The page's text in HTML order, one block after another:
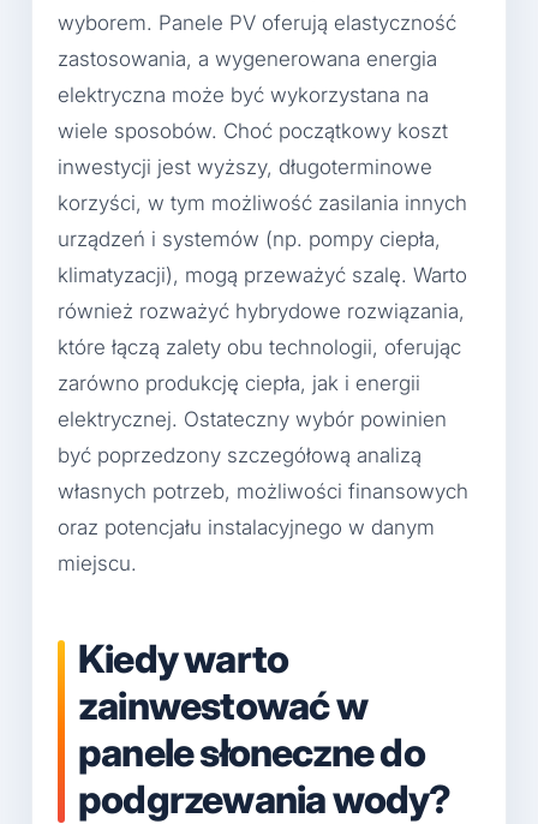
wyborem. Panele PV oferują elastyczność
zastosowania, a wygenerowana energia
elektryczna może być wykorzystana na
wiele sposobów. Choć początkowy koszt
inwestycji jest wyższy, długoterminowe
korzyści, w tym możliwość zasilania innych
urządzeń i systemów (np. pompy ciepła,
klimatyzacji), mogą przeważyć szalę. Warto
również rozważyć hybrydowe rozwiązania,
które łączą zalety obu technologii, oferując
zarówno produkcję ciepła, jak i energii
elektrycznej. Ostateczny wybór powinien
być poprzedzony szczegółową analizą
własnych potrzeb, możliwości finansowych
oraz potencjału instalacyjnego w danym
miejscu.
Kiedy warto
zainwestować w
panele słoneczne do
podgrzewania wody?